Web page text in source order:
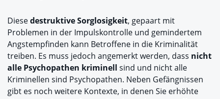
Diesedestruktive Sorglosigkeit, gepaart mit
Problemen in der Impulskontrolle und gemindertem
Angstempfinden kann Betroffene in die Kriminalität
treiben. Es muss jedoch angemerkt werden, dass nicht
alle Psychopathen kriminell sind und nicht alle
Kriminellen sind Psychopathen. Neben Gefängnissen
gibt es noch weitere Kontexte, in denen Sie erhöhte